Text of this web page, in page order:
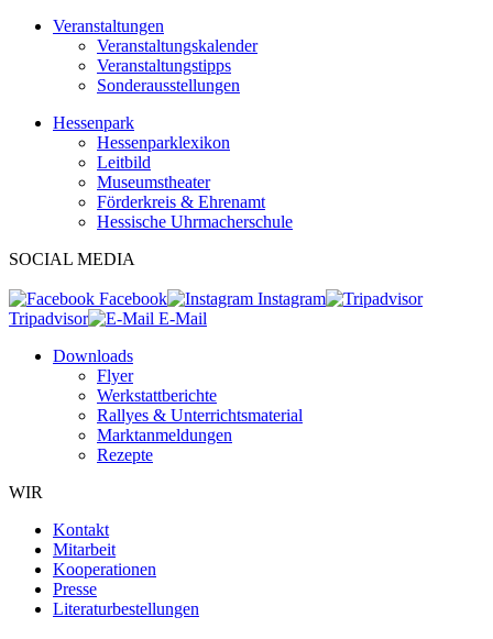
Veranstaltungen
Veranstaltungskalender
Veranstaltungstipps
Sonderausstellungen
Hessenpark
Hessenparklexikon
Leitbild
Museumstheater
Förderkreis & Ehrenamt
Hessische Uhrmacherschule
SOCIAL MEDIA
Facebook
Instagram
Tripadvisor
E-Mail
Downloads
Flyer
Werkstattberichte
Rallyes & Unterrichtsmaterial
Marktanmeldungen
Rezepte
WIR
Kontakt
Mitarbeit
Kooperationen
Presse
Literaturbestellungen